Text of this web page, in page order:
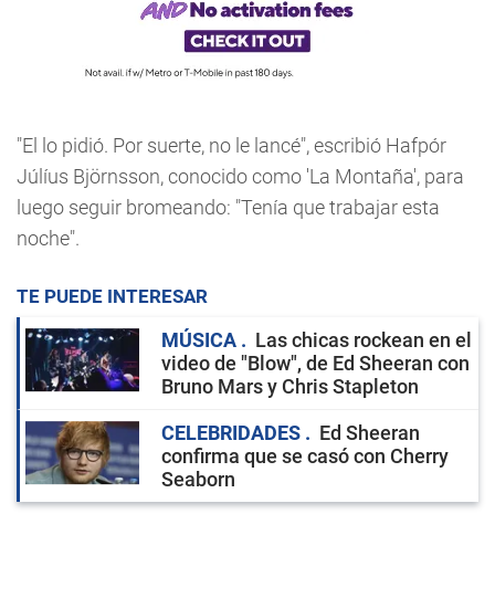
"El lo pidió. Por suerte, no le lancé", escribió Hafpór
Júlíus Björnsson, conocido como 'La Montaña', para
luego seguir bromeando: "Tenía que trabajar esta
noche".
TE PUEDE INTERESAR
MÚSICA
Las chicas rockean en el
video de "Blow", de Ed Sheeran con
Bruno Mars y Chris Stapleton
CELEBRIDADES
Ed Sheeran
confirma que se casó con Cherry
Seaborn